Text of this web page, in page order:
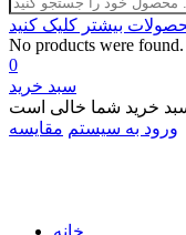
No products were found.
0
سبد خرید
ورود به سیستم مقایسه
خانه